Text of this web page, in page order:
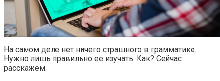
На самом деле нет ничего страшного в грамматике.
Нужно лишь правильно ее изучать. Как? Сейчас
расскажем.